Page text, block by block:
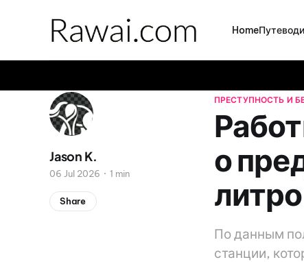
Home
ПРЕСТУПНОСТЬ И
о
По данным
станции,
Jason K.
06 Jul 2026 1 min
Share